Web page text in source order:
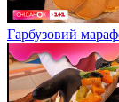
Гарбузовий